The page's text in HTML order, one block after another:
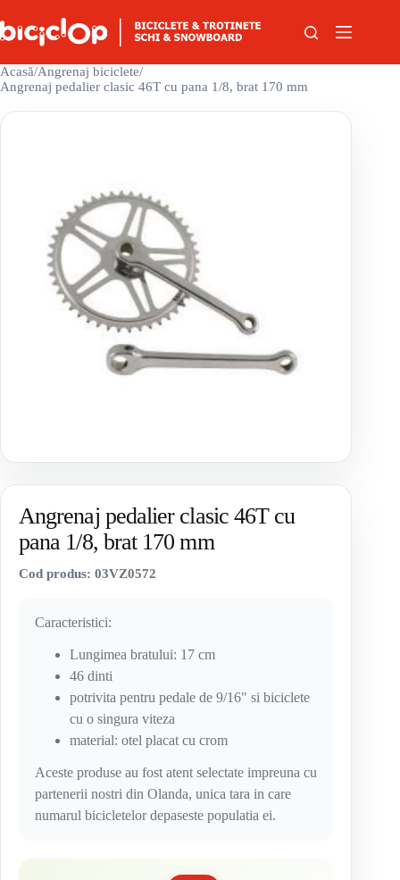
Acasă/Angrenaj biciclete/
Angrenaj pedalier clasic 46T cu pana 1/8, brat 170 mm
Angrenaj pedalier clasic 46T cu
pana 1/8, brat 170 mm
Cod produs: 03VZ0572
Caracteristici:
Lungimea bratului: 17 cm
46 dinti
potrivita pentru pedale de 9/16" si biciclete
cu o singura viteza
material: otel placat cu crom
Aceste produse au fost atent selectate impreuna cu
partenerii nostri din Olanda, unica tara in care
numarul bicicletelor depaseste populatia ei.